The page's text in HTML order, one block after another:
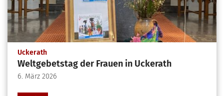
Uckerath:
Weltgebetstag der Frauen in Uckerath
6. März 2026